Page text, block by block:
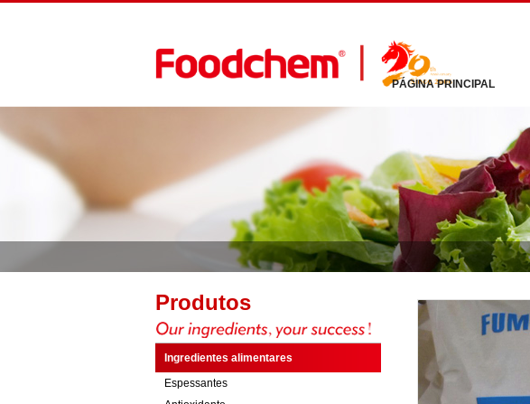
PÁGINA PRINCIPAL
Produtos
Ingredientes alimentares
Espessantes